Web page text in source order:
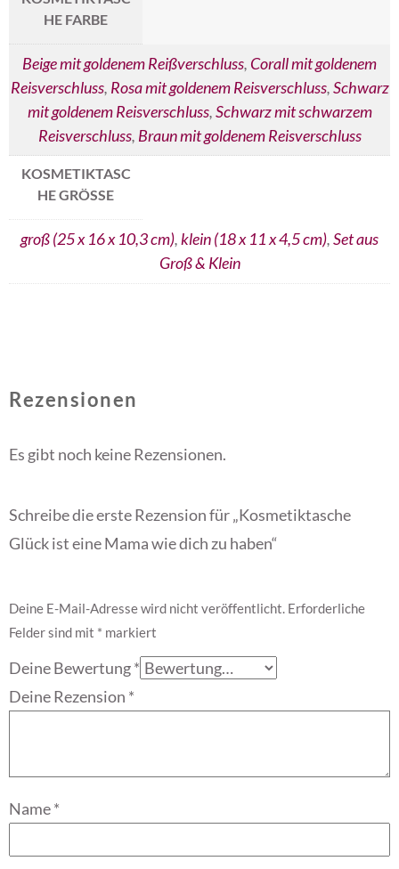
HE FARBE
Beige mit goldenem Reißverschluss, Corall mit goldenem
Reisverschluss, Rosa mit goldenem Reisverschluss,Schwarz
mit goldenem Reisverschluss,Schwarz mit schwarzem
Reisverschluss, Braun mit goldenem Reisverschluss
KOSMETIKTASC
HE GRÖSSE
groß (25 x 16 x 10,3 cm),klein (18 x 11 x 4,5 cm),Set aus
Groß & Klein
Rezensionen
Es gibt noch keine Rezensionen.
Schreibe die erste Rezension für „Kosmetiktasche
Glück ist eine Mama wie dich zu haben“
Deine E-Mail-Adresse wird nicht veröffentlicht. Erforderliche
Felder sind mit * markiert
Deine Bewertung*
Deine Rezension *
Name*